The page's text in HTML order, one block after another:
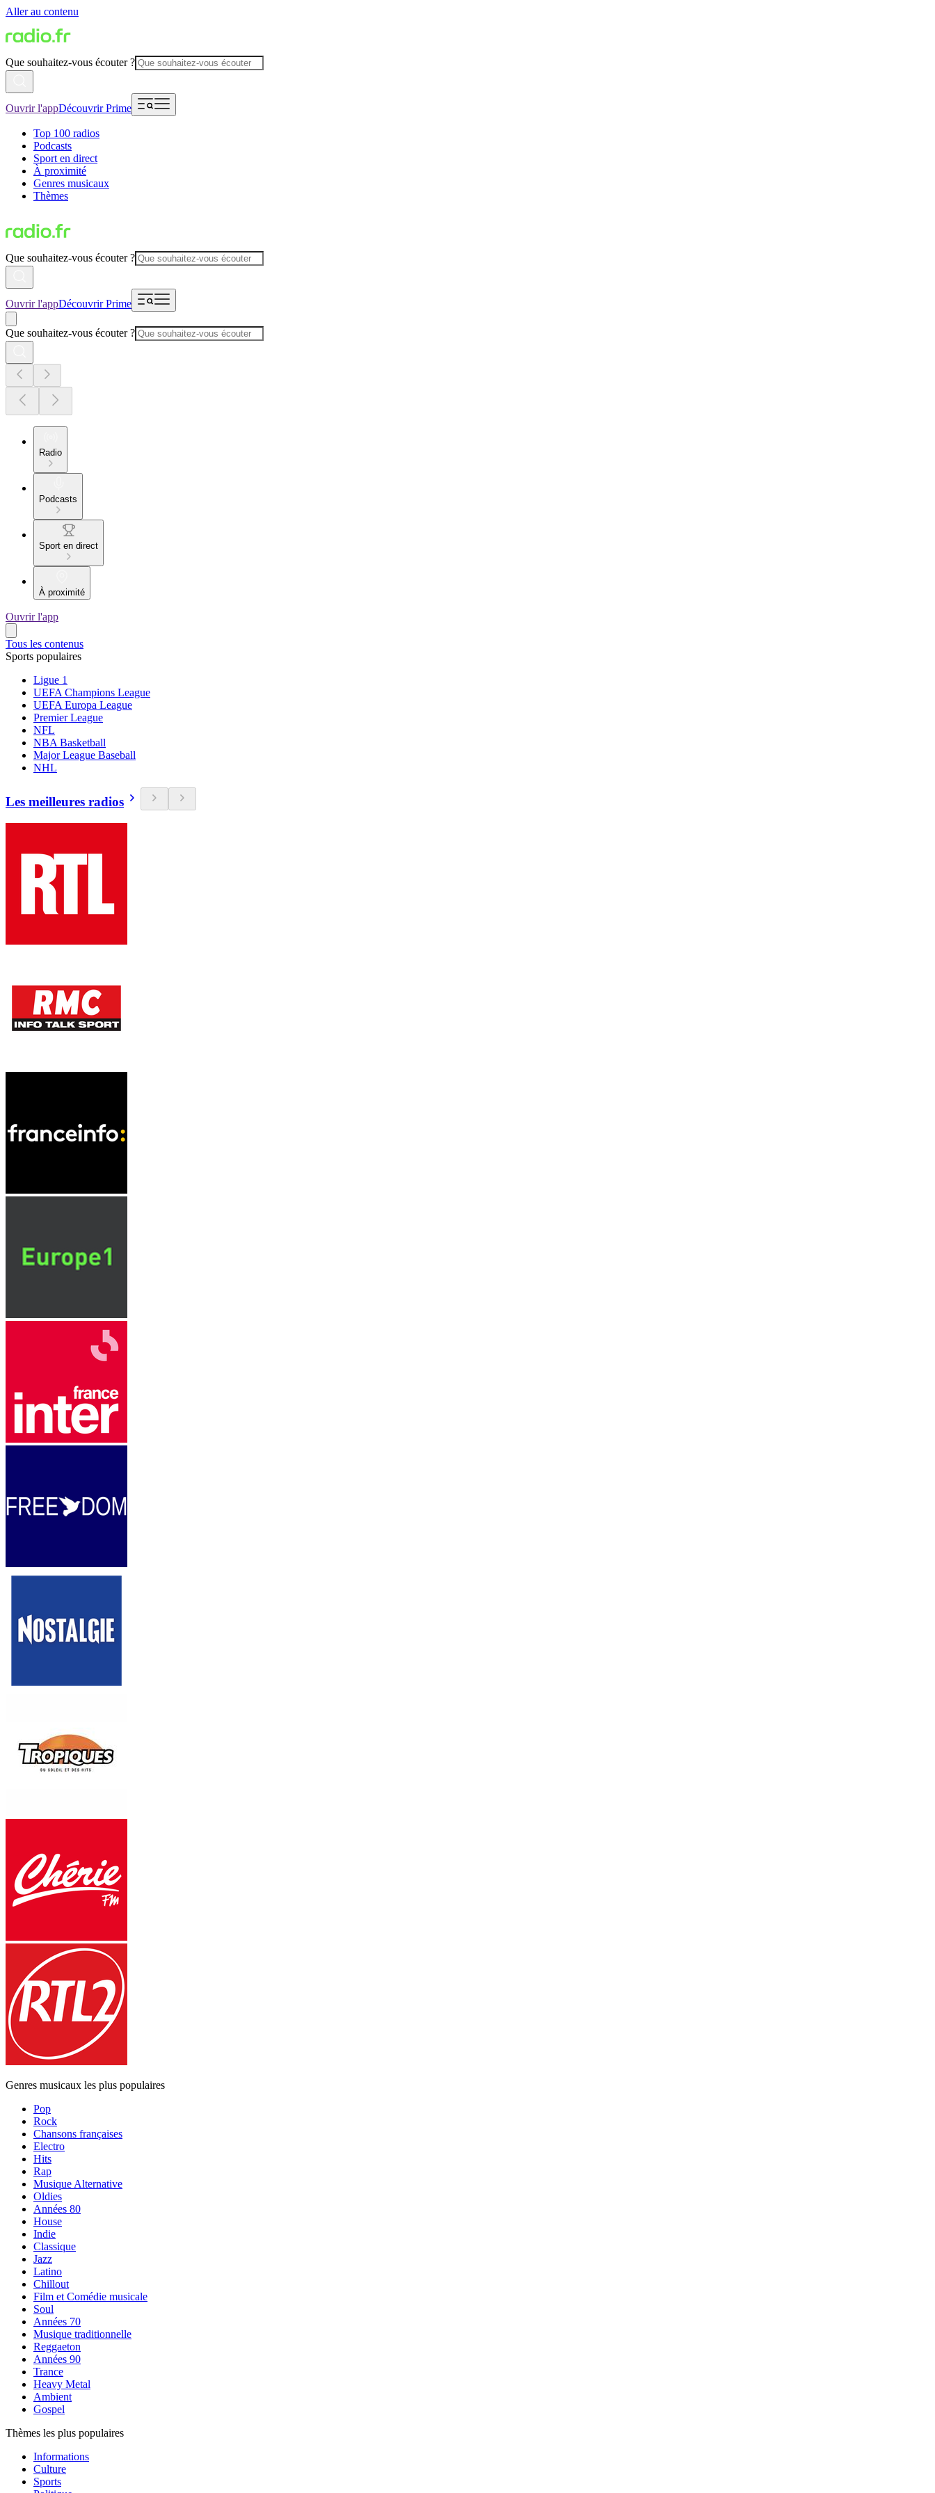
Aller au contenu
Que souhaitez-vous écouter ?
Ouvrir l'appDécouvrir Prime
Top 100 radios
Podcasts
Sport en direct
À proximité
Genres musicaux
Thèmes
Que souhaitez-vous écouter ?
Ouvrir l'appDécouvrir Prime
Que souhaitez-vous écouter ?
Radio
Podcasts
Sport en direct
À proximité
Ouvrir l'app
Tous les contenus
Sports populaires
Ligue 1
UEFA Champions League
UEFA Europa League
Premier League
NFL
NBA Basketball
Major League Baseball
NHL
Les meilleures radios
Genres musicaux les plus populaires
Pop
Rock
Chansons françaises
Electro
Hits
Rap
Musique Alternative
Oldies
Années 80
House
Indie
Classique
Jazz
Latino
Chillout
Film et Comédie musicale
Soul
Années 70
Musique traditionnelle
Reggaeton
Années 90
Trance
Heavy Metal
Ambient
Gospel
Thèmes les plus populaires
Informations
Culture
Sports